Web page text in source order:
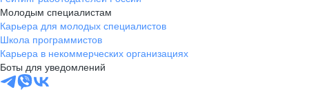
Молодым специалистам
Карьера для молодых специалистов
Школа программистов
Карьера в некоммерческих организациях
Боты для уведомлений